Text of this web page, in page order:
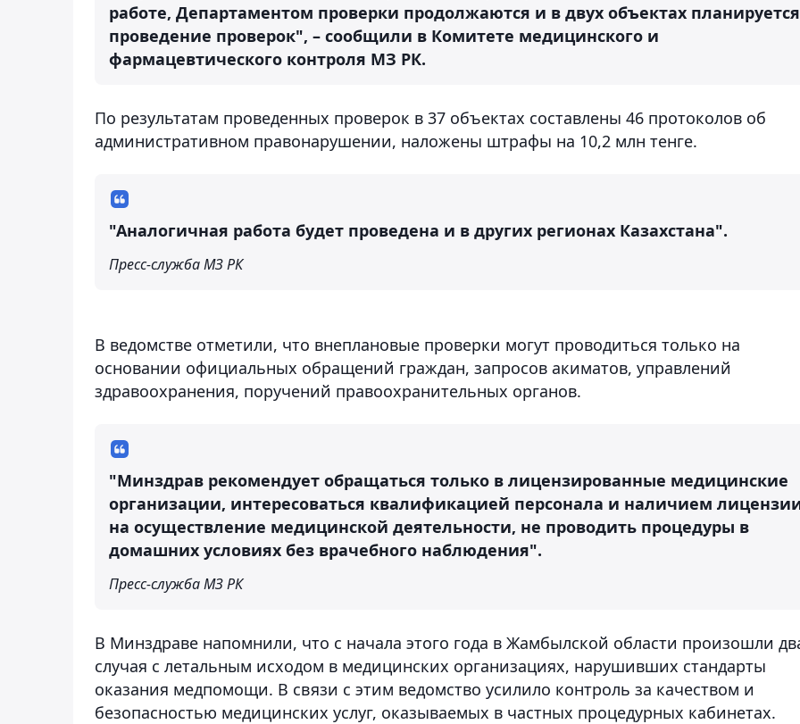
работе, Департаментом проверки продолжаются и в двух объектах планируется
проведение проверок", – сообщили в Комитете медицинского и
фармацевтического контроля МЗ РК.
По результатам проведенных проверок в 37 объектах составлены 46 протоколов об
административном правонарушении, наложены штрафы на 10,2 млн тенге.
"Аналогичная работа будет проведена и в других регионах Казахстана".
Пресс-служба МЗ РК
В ведомстве отметили, что внеплановые проверки могут проводиться только на
основании официальных обращений граждан, запросов акиматов, управлений
здравоохранения, поручений правоохранительных органов.
"Минздрав рекомендует обращаться только в лицензированные медицинские
организации, интересоваться квалификацией персонала и наличием
на осуществление медицинской деятельности, не проводить процедуры в
домашних условиях без врачебного наблюдения".
Пресс-служба МЗ РК
В Минздраве напомнили, что с начала этого года в Жамбылской области произошли
случая с летальным исходом в медицинских организациях, нарушивших стандарты
оказания медпомощи. В связи с этим ведомство усилило контроль за качеством и
безопасностью медицинских услуг, оказываемых в частных процедурных кабинетах.